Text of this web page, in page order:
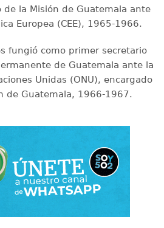
de la Misión de Guatemala ante
Europea (CEE), 1965-1966.
fungió como primer secretario
de Guatemala ante la
Unidas (ONU), encargado
de Guatemala, 1966-1967.